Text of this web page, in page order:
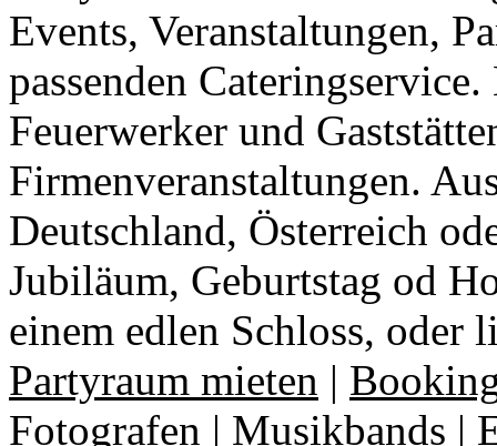
Events, Veranstaltungen,
passenden
Feuerwerker und
Firmenveranstaltungen.
Deutschland, Österreich
Jubiläum, Geburtstag od
einem edlen Schloss, oder
Partyraum mieten |
Fotografen | Musikbands |